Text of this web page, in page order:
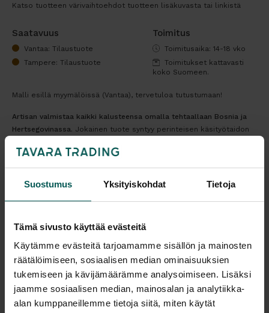
Suostumus Yksityiskohdat Tietoja
Tämä sivusto käyttää evästeitä
Käytämme evästeitä tarjoamamme sisällön ja mainosten
räätälöimiseen, sosiaalisen median ominaisuuksien
tukemiseen ja kävijämäärämme analysoimiseen. Lisäksi
jaamme sosiaalisen median, mainosalan ja analytiikka-
alan kumppaneillemme tietoja siitä, miten käytät
Katso tuotteen värivaihtoehdot tuotteen lisäkuvasta tai linkistä
Saatavuus
Vantaa: Tilaustuote
Tampere: Tilaustuote
Toimitus
Toimitusaika: 14-18 vko
Toimitukset kattavasti
koko Suomeen.
Malli esillä myymälöissä (Vantaa), tervetuloa tutustumaan!
Artisan valmistaa kaikki kalusteensa omalla tehtaallaan Bosnia ja
Hertsegovinassa. Jokainen tuote syntyy perinteisen käsityötaidon
ajattomalla muotoilulla.
Tuotekuvaus